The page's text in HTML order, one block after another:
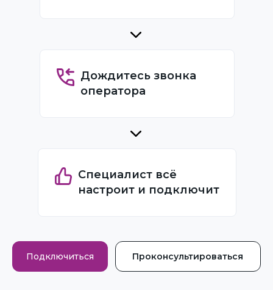
Дождитесь звонка
оператора
Специалист всё
настроит и подключит
Подключиться Проконсультироваться